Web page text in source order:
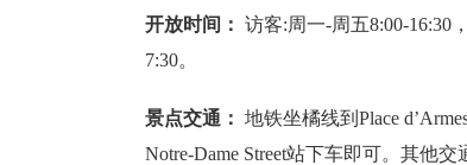
开放时间： 访客:周一-周五8:00-16:30
7:30。
景点交通： 地铁坐橘线到Place
Notre-Dame Street站下车即可。其他